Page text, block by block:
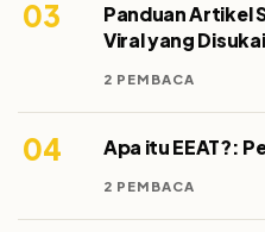
03
Panduan Artikel
Viral yang
2 PEMBACA
04 Apa itu EEAT?:
2 PEMBACA